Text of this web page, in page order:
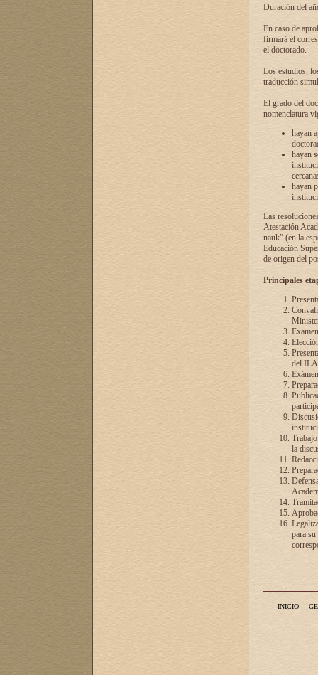
Duración del
En caso de
firmará el
el doctorado.
Los estudios,
traducción
El grado del
nomenclatura
hayan
hayan
hayan
Las
Atestación
nauk” (en la
Educación
de origen del
Principales
del
la
para
INICIO